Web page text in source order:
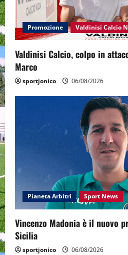
Promozione Valdinisi Calcio
Valdinisi Calcio, colpo in
Marco
sportjonico 06/08/2026
Pianeta Arbitri Sport News
Vincenzo Madonia è il nuovo
Sicilia
sportjonico 06/08/2026